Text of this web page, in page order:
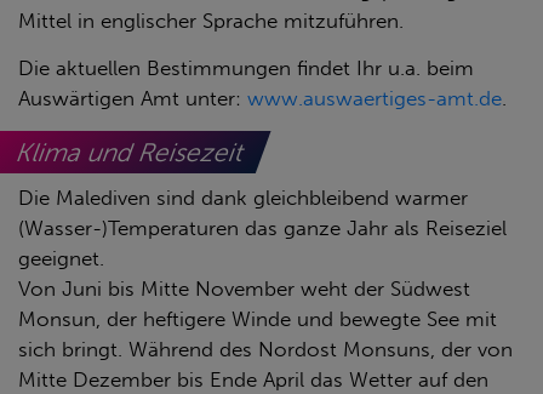
Mittel in englischer Sprache mitzuführen.
Die aktuellen Bestimmungen findet Ihr u.a. beim
Auswärtigen Amt unter: www.auswaertiges-amt.de
Klima und Reisezeit
Die Malediven sind dank gleichbleibend warmer
(Wasser-)Temperaturen das ganze Jahr als Reiseziel
geeignet.
Von Juni bis Mitte November weht der Südwest
Monsun, der heftigere Winde und bewegte See mit
sich bringt. Während des Nordost Monsuns, der von
Mitte Dezember bis Ende April das Wetter auf den